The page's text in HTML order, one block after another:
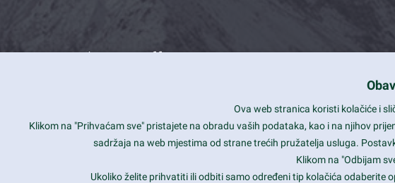
What we offer
Is your website user friendly?
Ark offers weekly stunning designs.
Why our customers love Ark?
Smart and beautiful
Unlimited Eelements
Mobile ready
Ova web stranica koristi kolačiće i
Klikom na "Prihvaćam sve" pristajete na obradu vaših podataka, kao i na njihov
sadržaja na web mjestima od strane trećih pružatelja usluga.
Klikom na "Odbijam
Ukoliko želite prihvatiti ili odbiti samo određeni tip kolačića odaberite